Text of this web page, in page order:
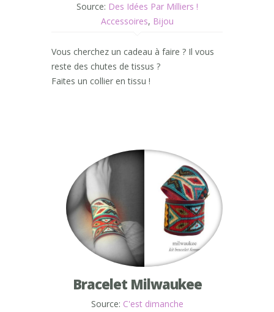
Source: Des Idées Par Milliers !
Accessoires, Bijou
Vous cherchez un cadeau à faire ? Il vous
reste des chutes de tissus ?
Faites un collier en tissu !
Bracelet Milwaukee
Source: C'est dimanche